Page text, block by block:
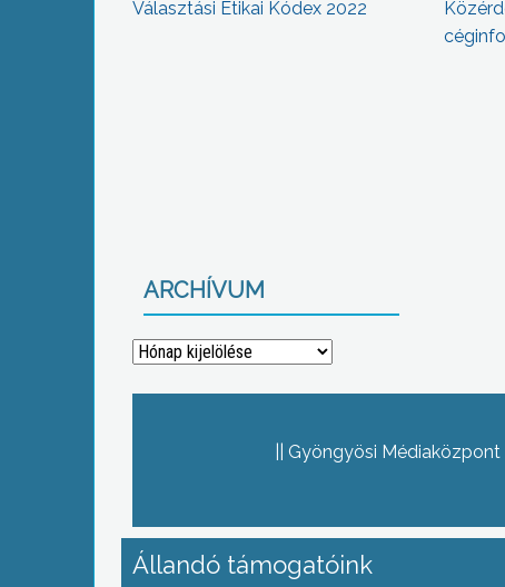
Választási Etikai Kódex 2022
ARCHÍVUM
Archívum
Gyöngyösi
Állandó támogatóink